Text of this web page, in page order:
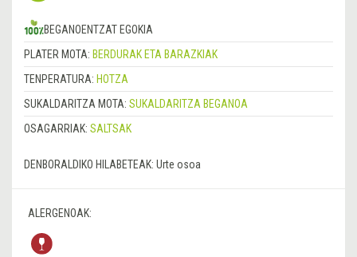
BEGANOENTZAT EGOKIA
PLATER MOTA: BERDURAK ETA BARAZKIAK
TENPERATURA: HOTZA
SUKALDARITZA MOTA: SUKALDARITZA BEGANOA
OSAGARRIAK: SALTSAK
DENBORALDIKO HILABETEAK: Urte osoa
ALERGENOAK: